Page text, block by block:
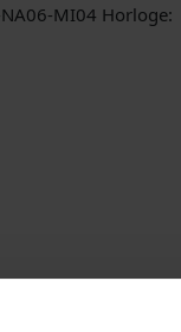
MI04 Horloge: